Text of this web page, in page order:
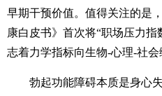
早期干预价值。值得关注的是
康白皮书》首次将“职场压力
志着力学指标向生物-心理-社会
勃起功能障碍本质是身心